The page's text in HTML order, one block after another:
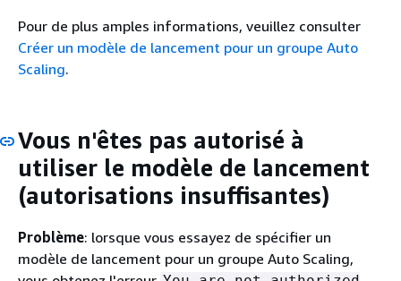
Pour de plus amples informations, veuillez consulter
Créer un modèle de lancement pour un groupe Auto
Scaling.
Vous n'êtes pas autorisé à
utiliser le modèle de lancement
(autorisations insuffisantes)
Problème: lorsque vous essayez de spécifier un
modèle de lancement pour un groupe Auto Scaling,